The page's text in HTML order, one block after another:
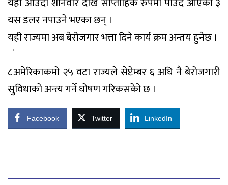
यस डलर नपाउने भएका छन् ।
यही राज्यमा अब बेरोजगार भत्ता दिने कार्य क्रम अन्तय हुनेछ ।
ं
८अमेरिकाकमो २५ वटा राज्यले सेप्टेम्बर ६ अघि नै बेरोजगारी
सुविधाको अन्त्य गर्ने घोषण गरिकसकेो छ ।
Facebook Twitter LinkedIn